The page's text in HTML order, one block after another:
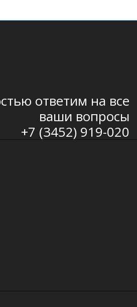
ответим на все
ваши вопросы
+7 (3452) 919-020